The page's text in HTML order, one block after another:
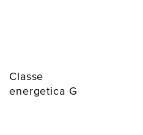
Classe
energetica G